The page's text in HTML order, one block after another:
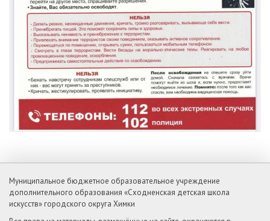
Муниципальное бюджетное образовательное учреждение
дополнительного образования «Сходненская детская школа
искусств» городского округа Химки